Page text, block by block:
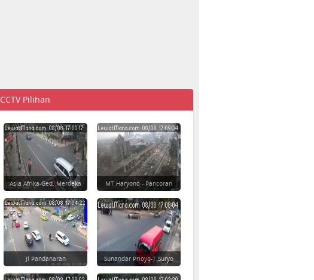
CCTV Pilihan
Asia Afrika-Ged. Merdeka MT Haryono - Pancoran
Jl Pandanaran Sunandar Prioyo-T.Suryo